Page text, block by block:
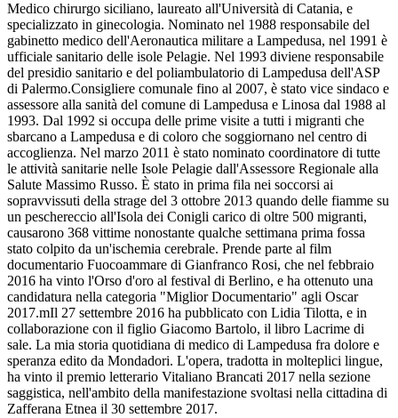
Medico chirurgo siciliano, laureato all'Università di Catania, e
specializzato in ginecologia. Nominato nel 1988 responsabile del
gabinetto medico dell'Aeronautica militare a Lampedusa, nel 1991 è
ufficiale sanitario delle isole Pelagie. Nel 1993 diviene responsabile
del presidio sanitario e del poliambulatorio di Lampedusa dell'ASP
di Palermo.Consigliere comunale fino al 2007, è stato vice sindaco e
assessore alla sanità del comune di Lampedusa e Linosa dal 1988 al
1993. Dal 1992 si occupa delle prime visite a tutti i migranti che
sbarcano a Lampedusa e di coloro che soggiornano nel centro di
accoglienza. Nel marzo 2011 è stato nominato coordinatore di tutte
le attività sanitarie nelle Isole Pelagie dall'Assessore Regionale alla
Salute Massimo Russo. È stato in prima fila nei soccorsi ai
sopravvissuti della strage del 3 ottobre 2013 quando delle fiamme su
un peschereccio all'Isola dei Conigli carico di oltre 500 migranti,
causarono 368 vittime nonostante qualche settimana prima fossa
stato colpito da un'ischemia cerebrale. Prende parte al film
documentario Fuocoammare di Gianfranco Rosi, che nel febbraio
2016 ha vinto l'Orso d'oro al festival di Berlino, e ha ottenuto una
candidatura nella categoria "Miglior Documentario" agli Oscar
2017.mIl 27 settembre 2016 ha pubblicato con Lidia Tilotta, e in
collaborazione con il figlio Giacomo Bartolo, il libro Lacrime di
sale. La mia storia quotidiana di medico di Lampedusa fra dolore e
speranza edito da Mondadori. L'opera, tradotta in molteplici lingue,
ha vinto il premio letterario Vitaliano Brancati 2017 nella sezione
saggistica, nell'ambito della manifestazione svoltasi nella cittadina di
Zafferana Etnea il 30 settembre 2017.